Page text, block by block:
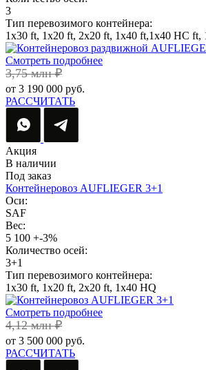
3
Тип перевозимого контейнера:
1х30 ft, 1х20 ft, 2х20 ft, 1х40 ft,1х40 HC ft,
Смотреть подробнее
3,75 млн ₽
от 3 190 000 руб.
РАССЧИТАТЬ
Акция
В наличии
Под заказ
Контейнеровоз AUFLIEGER 3+1
Оси:
SAF
Вес:
5 100 +-3%
Количество осей:
3+1
Тип перевозимого контейнера:
1х30 ft, 1х20 ft, 2х20 ft, 1х40 HQ
Смотреть подробнее
4,12 млн ₽
от 3 500 000 руб.
РАССЧИТАТЬ